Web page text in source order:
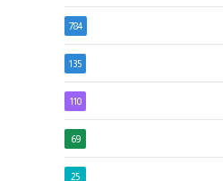
784
135
110
69
25